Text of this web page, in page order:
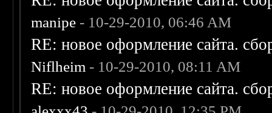
manipe - 10-29-2010, 06:46 AM
RE: новое оформление сайта.
Niflheim - 10-29-2010, 08:11 AM
RE: новое оформление сайта.